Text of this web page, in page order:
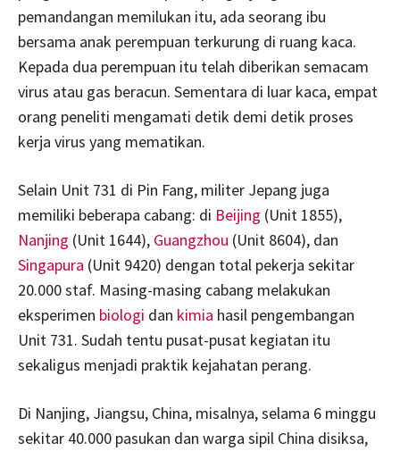
pemandangan memilukan itu, ada seorang ibu
bersama anak perempuan terkurung di ruang kaca.
Kepada dua perempuan itu telah diberikan semacam
virus atau gas beracun. Sementara di luar kaca, empat
orang peneliti mengamati detik demi detik proses
kerja virus yang mematikan.
Selain Unit 731 di Pin Fang, militer Jepang juga
memiliki beberapa cabang: di Beijing (Unit 1855),
Nanjing (Unit 1644), Guangzhou (Unit 8604), dan
Singapura (Unit 9420) dengan total pekerja sekitar
20.000 staf. Masing-masing cabang melakukan
eksperimen biologi dan kimia hasil pengembangan
Unit 731. Sudah tentu pusat-pusat kegiatan itu
sekaligus menjadi praktik kejahatan perang.
Di Nanjing, Jiangsu, China, misalnya, selama 6 minggu
sekitar 40.000 pasukan dan warga sipil China disiksa,